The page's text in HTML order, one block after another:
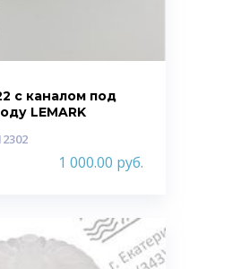
с каналом под
LEMARK
1 000.00 руб.